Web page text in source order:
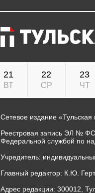
21
ВТ
22
СР
23
ЧТ
Сетевое издание «Тульская
Реестровая запись ЭЛ № ФС
Федеральной службой по
Учредитель:
Главный редактор: К.Ю.
Адрес редакции: 300012,